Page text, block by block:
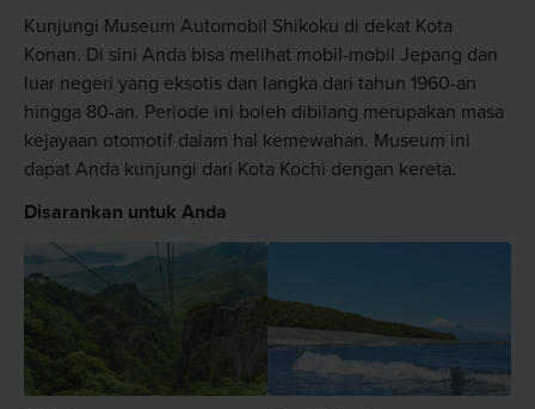
Kunjungi Museum Automobil Shikoku di dekat Kota
Konan. Di sini Anda bisa melihat mobil-mobil Jepang dan
luar negeri yang eksotis dan langka dari tahun 1960-an
hingga 80-an. Periode ini boleh dibilang merupakan masa
kejayaan otomotif dalam hal kemewahan. Museum ini
dapat Anda kunjungi dari Kota Kochi dengan kereta.
Disarankan untuk Anda